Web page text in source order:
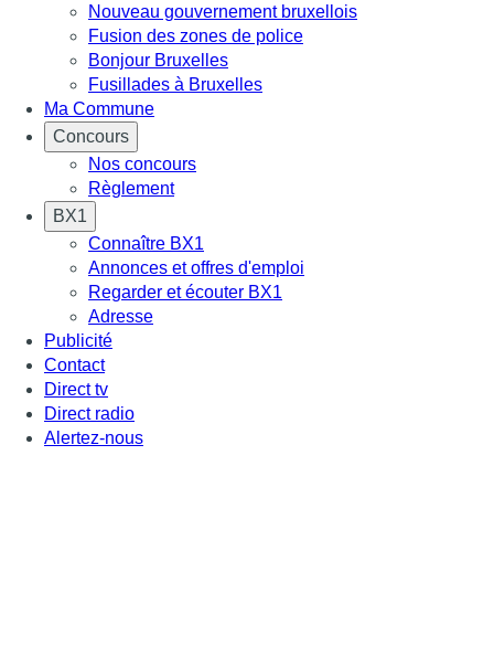
Nouveau gouvernement bruxellois
Fusion des zones de police
Bonjour Bruxelles
Fusillades à Bruxelles
Ma Commune
Concours
Nos concours
Règlement
BX1
Connaître BX1
Annonces et offres d'emploi
Regarder et écouter BX1
Adresse
Publicité
Contact
Direct tv
Direct radio
Alertez-nous